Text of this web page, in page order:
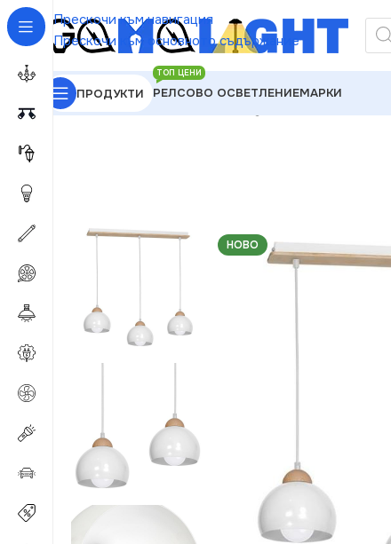
Прескочи към навигация
Прескочи към основното съдържание
ПРОДУКТИ РЕЛСОВО ОСВЕТЛЕНИЕ
ТОП ЦЕНИ
МАРКИ
GAMALIGHT»
НОВО